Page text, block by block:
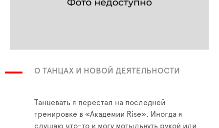
О ТАНЦАХ И НОВОЙ ДЕЯТЕЛЬНОСТИ
Танцевать я перестал на последней
тренировке в «Академии Rise». Иногда я
слушаю что-то и могу мотыльнуть рукой или